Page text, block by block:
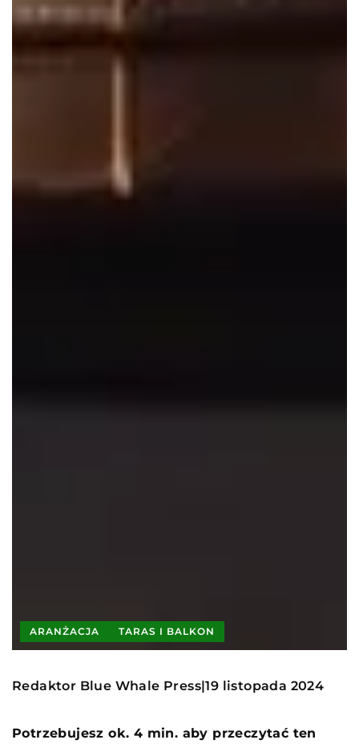
ARANŻACJA TARAS I BALKON
Redaktor Blue Whale Press|19 listopada 2024
Potrzebujesz ok. 4 min. aby przeczytać ten